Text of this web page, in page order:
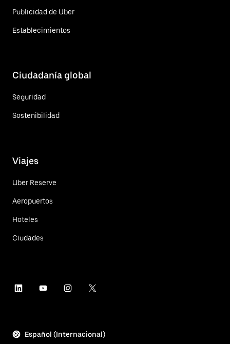
Publicidad de Uber
Establecimientos
Ciudadanía global
Seguridad
Sostenibilidad
Viajes
Uber Reserve
Aeropuertos
Hoteles
Ciudades
Español (Internacional)